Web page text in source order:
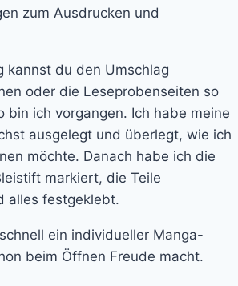
zum Ausdrucken und
kannst du den Umschlag
oder die Leseprobenseiten so
bin ich vorgangen. Ich habe meine
ausgelegt und überlegt, wie ich
möchte. Danach habe ich die
markiert, die Teile
alles festgeklebt.
ein individueller Manga-
beim Öffnen Freude macht.